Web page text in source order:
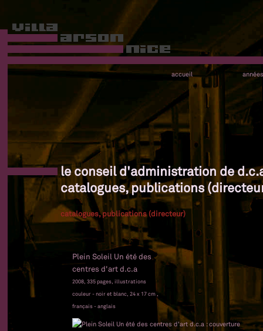
accueil années
le conseil d'administration de
catalogues, publications
catalogues, publications (directeur)
Plein Soleil Un été des
centres d'art d.c.a
2008, 335 pages, illustrations
couleur - noir et blanc, 24 x 17 cm ,
français - anglais